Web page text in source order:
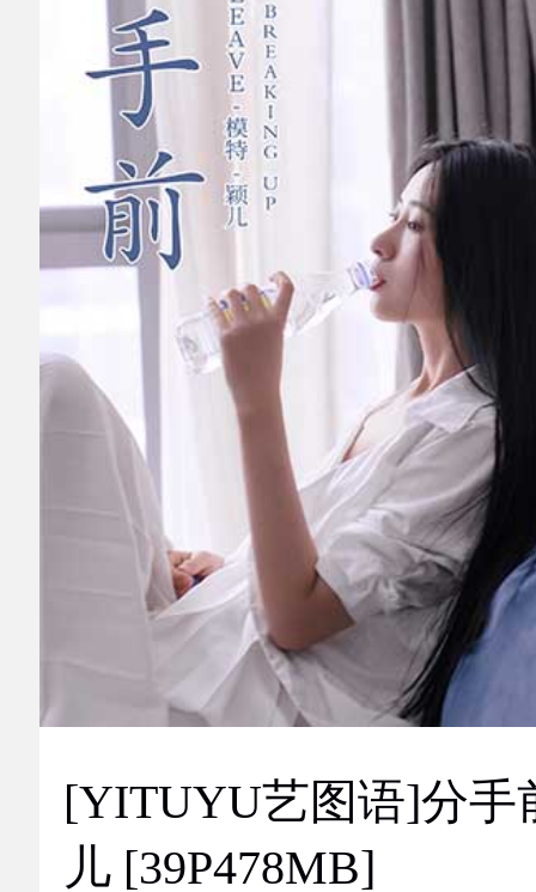
[YITUYU艺图语]分手
儿 [39P478MB]